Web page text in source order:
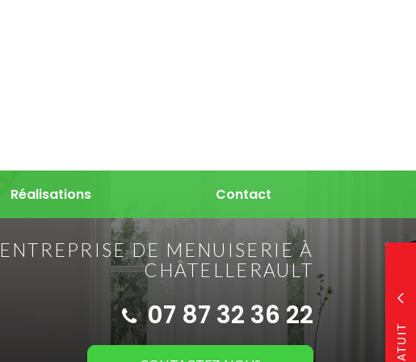
Réalisations Contact
ENTREPRISE DE MENUISERIE À
CHÂTELLERAULT
07 87 32 36 22